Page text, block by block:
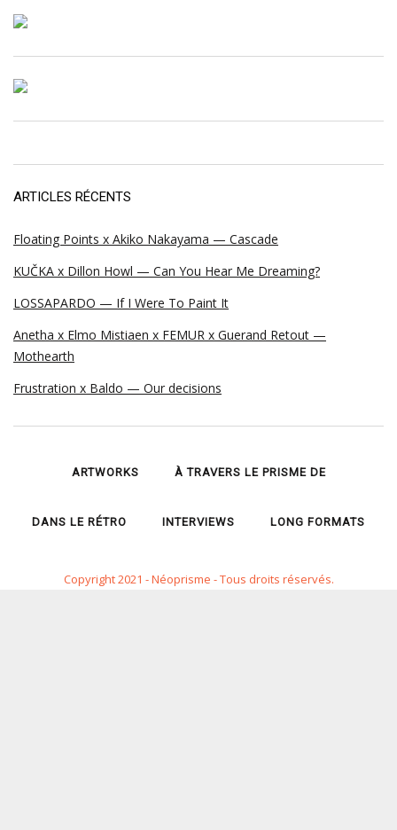
ARTICLES RÉCENTS
Floating Points x Akiko Nakayama — Cascade
KUČKA x Dillon Howl — Can You Hear Me Dreaming?
LOSSAPARDO — If I Were To Paint It
Anetha x Elmo Mistiaen x FEMUR x Guerand Retout —
Mothearth
Frustration x Baldo — Our decisions
ARTWORKS À TRAVERS LE PRISME DE
DANS LE RÉTRO INTERVIEWS LONG FORMATS
Copyright 2021 - Néoprisme - Tous droits réservés.